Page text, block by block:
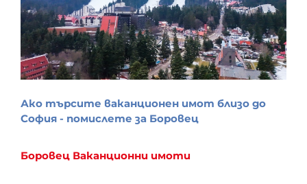
Ако търсите ваканционен имот близо до
София - помислете за Боровец
Боровец Ваканционни имоти